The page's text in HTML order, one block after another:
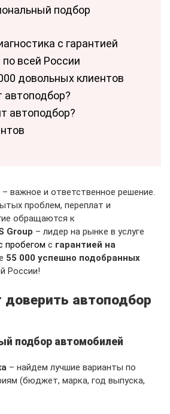
подбор
с гарантией
всей России
довольных клиентов
автоподбор?
автоподбор?
важное и ответственное решение.
проблем, переплат и
обращаются к
Group – лидер на рынке в услуге
пробегом с гарантией на
55 000 успешно подобранных
России!
доверить автоподбор
подбор автомобилей
– найдем лучшие варианты по
(бюджет, марка, год выпуска,